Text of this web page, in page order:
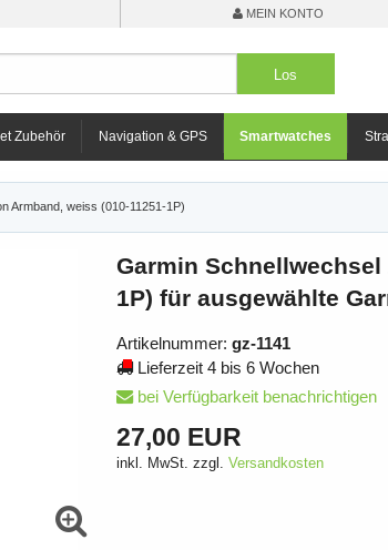
MEIN KONTO
Zubehör Navigation & GPS Smartwatches
Armband, weiss (010-11251-1P)
Garmin Schnellwechsel
1P) für ausgewählte
Artikelnummer: gz-1141
Lieferzeit 4 bis 6 Wochen
bei Verfügbarkeit benachrichtigen
27,00 EUR
inkl. MwSt. zzgl. Versandkosten